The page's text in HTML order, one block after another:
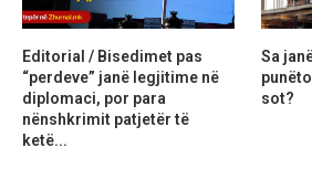
Editorial / Bisedimet pas
“perdeve” janë legjitime në
diplomaci, por para
nënshkrimit patjetër të
ketë...
Sa
sot?